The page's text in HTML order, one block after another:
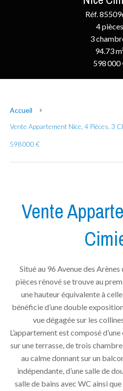
Réf.
4 pièces
3
94.73
598 000
Accueil
Vente Appartement Nice, 4 Pièces, 3
598 000 €
Vente
Situé au 96 Avenue des
pièces rénové se trouve au
une hauteur équivalente à
bénéficie d’une double
vue dégagée sur les
L’appartement est composé
sur une terrasse, de trois
au calme donnant sur un
indépendante, d’une salle de
salle de bains avec WC ainsi